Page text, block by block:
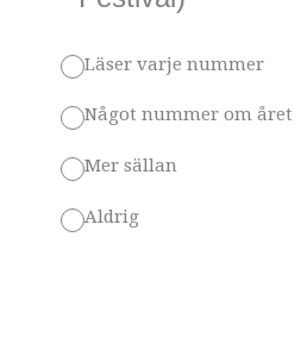
Läser varje nummer
Något nummer om året
Mer sällan
Aldrig